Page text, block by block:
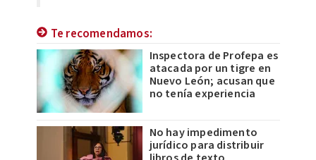
Te recomendamos:
Inspectora de Profepa es
atacada por un tigre en
Nuevo León; acusan que
no tenía experiencia
No hay impedimento
jurídico para distribuir